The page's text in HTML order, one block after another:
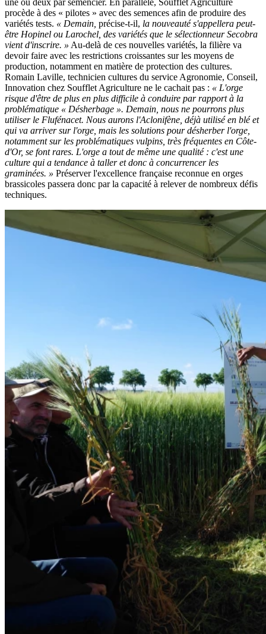
procède à des « pilotes » avec des semences afin de produire des
variétés tests. « Demain, précise-t-il, la nouveauté s'appellera peut-
être Hopinel ou Larochel, des variétés que le sélectionneur Secobra
vient d'inscrire. » Au-delà de ces nouvelles variétés, la filière va
devoir faire avec les restrictions croissantes sur les moyens de
production, notamment en matière de protection des cultures.
Romain Laville, technicien cultures du service Agronomie, Conseil,
Innovation chez Soufflet Agriculture ne le cachait pas : « L'orge
risque d'être de plus en plus difficile à conduire par rapport à la
problématique « Désherbage ». Demain, nous ne pourrons plus
utiliser le Flufénacet. Nous aurons l'Aclonifène, déjà utilisé en blé et
qui va arriver sur l'orge, mais les solutions pour désherber l'orge,
notamment sur les problématiques vulpins, très fréquentes en Côte-
d'Or, se font rares. L'orge a tout de même une qualité : c'est une
culture qui a tendance à taller et donc à concurrencer les
graminées. » Préserver l'excellence française reconnue en orges
brassicoles passera donc par la capacité à relever de nombreux défis
techniques.